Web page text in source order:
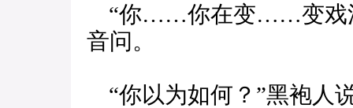
“你……你在变……变戏法
音问。
“你以为如何？”黑袍人